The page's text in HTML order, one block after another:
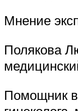
Мнение
Полякова
Помощник